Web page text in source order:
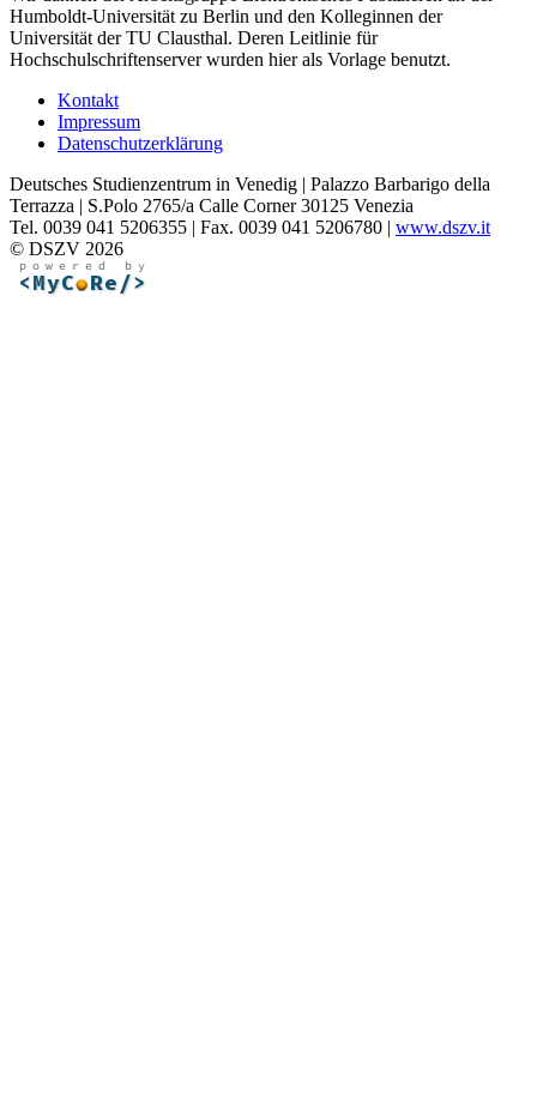
Humboldt-Universität zu Berlin und den Kolleginnen der
Universität der TU Clausthal. Deren Leitlinie für
Hochschulschriftenserver wurden hier als Vorlage benutzt.
Kontakt
Impressum
Datenschutzerklärung
Deutsches Studienzentrum in Venedig | Palazzo Barbarigo della
Terrazza | S.Polo 2765/a Calle Corner 30125 Venezia
Tel. 0039 041 5206355 | Fax. 0039 041 5206780 | www.dszv.it
© DSZV 2026